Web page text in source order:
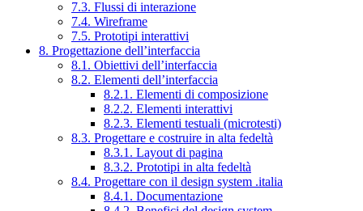
7.3. Flussi di interazione
7.4. Wireframe
7.5. Prototipi interattivi
8. Progettazione dell’interfaccia
8.1. Obiettivi dell’interfaccia
8.2. Elementi dell’interfaccia
8.2.1. Elementi di composizione
8.2.2. Elementi interattivi
8.2.3. Elementi testuali (microtesti)
8.3. Progettare e costruire in alta fedeltà
8.3.1. Layout di pagina
8.3.2. Prototipi in alta fedeltà
8.4. Progettare con il design system .italia
8.4.1. Documentazione